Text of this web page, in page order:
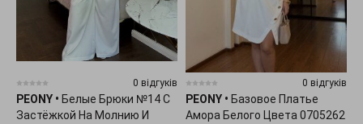
0 відгуків
PEONY • Белые Брюки №14 С
Застёжкой На Молнию И
0 відгуків
PEONY • Базовое Платье
Амора Белого Цвета 0705262